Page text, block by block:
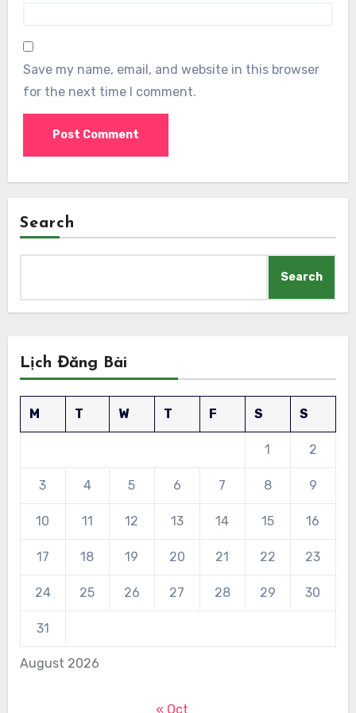
Save my name, email, and website in this browser
for the next time I comment.
Search
Search
Lịch Đăng Bài
August 2026
M T W T F S S
1 2
3 4 5 6 7 8 9
10 11 12 13 14 15 16
17 18 19 20 21 22 23
24 25 26 27 28 29 30
31
« Oct